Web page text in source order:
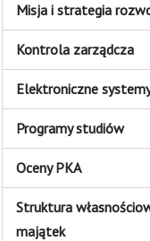
Misja i strategia
Kontrola zarządcza
Elektroniczne
Programy studiów
Oceny PKA
Struktura
majątek